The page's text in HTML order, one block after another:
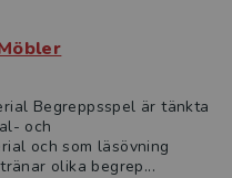
Begreppsspel är tänkta
och
och som läsövning
olika begrep...